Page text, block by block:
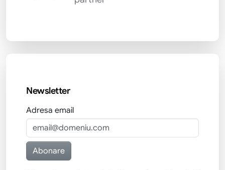
Newsletter
Adresa email